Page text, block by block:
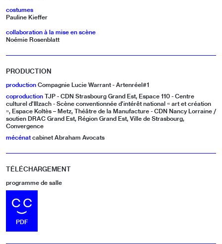
costumes
Pauline Kieffer
collaboration à la mise en scène
Noémie Rosenblatt
PRODUCTION
production Compagnie Lucie Warrant - Artenréel#1
coproduction TJP - CDN Strasbourg Grand Est, Espace 110 - Centre
culturel d’Illzach - Scène conventionnée d’intérêt national « art et création
», Espace Koltès – Metz, Théâtre de la Manufacture - CDN Nancy Lorraine /
soutien DRAC Grand Est, Région Grand Est, Ville de Strasbourg,
Convergence
mécénat cabinet Abraham Avocats
TÉLÉCHARGEMENT
programme de salle
TÉLÉCHARGER LE FICHIER
PDF